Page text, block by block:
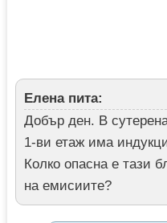
Елена пита:
Добър ден. В
1-ви етаж има
Колко опасна е тази
на емисиите?